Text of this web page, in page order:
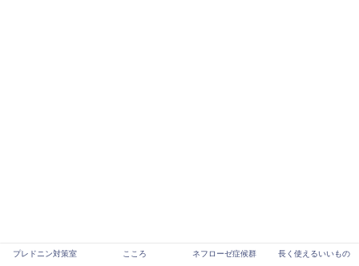
プレドニン対策室 こころ ネフローゼ症候群 長く使えるいいもの